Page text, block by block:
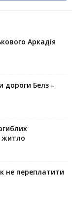
Аркадія
дороги Белз –
житло
не переплатити